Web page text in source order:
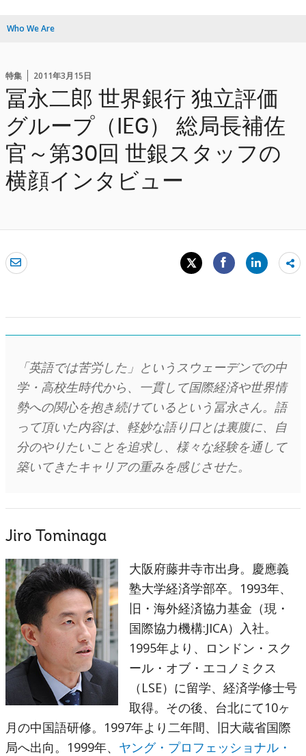
Who We Are
特集 2011年3月15日
冨永二郎 世界銀行 独立評価
グループ（IEG） 総局長補佐
官～第30回 世銀スタッフの
横顔インタビュー
「英語では苦労した」というスウェーデンでの中
学・高校生時代から、一貫して国際経済や世界情
勢への関心を抱き続けているという冨永さん。語
って頂いた内容は、軽妙な語り口とは裏腹に、自
分のやりたいことを追求し、様々な経験を通して
築いてきたキャリアの重みを感じさせた。
Jiro Tominaga
大阪府藤井寺市出身。慶應義
塾大学経済学部卒。1993年、
旧・海外経済協力基金（現・
国際協力機構:JICA）入社。
1995年より、ロンドン・スク
ール・オブ・エコノミクス
（LSE）に留学、経済学修士号
取得。その後、台北にて10ヶ
月の中国語研修。1997年より二年間、旧大蔵省国際
局へ出向。1999年、 ヤング・プロフェッショナル・